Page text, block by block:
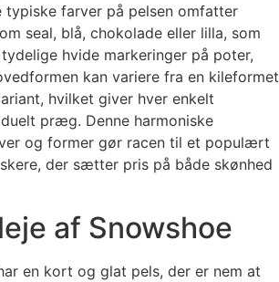
typiske farver på pelsen omfatter
seal, blå, chokolade eller lilla, som
hvide markeringer på poter,
kan variere fra en kileformet
hvilket giver hver enkelt
præg. Denne harmoniske
og former gør racen til et populært
der sætter pris på både skønhed
af Snowshoe
en kort og glat pels, der er nem at